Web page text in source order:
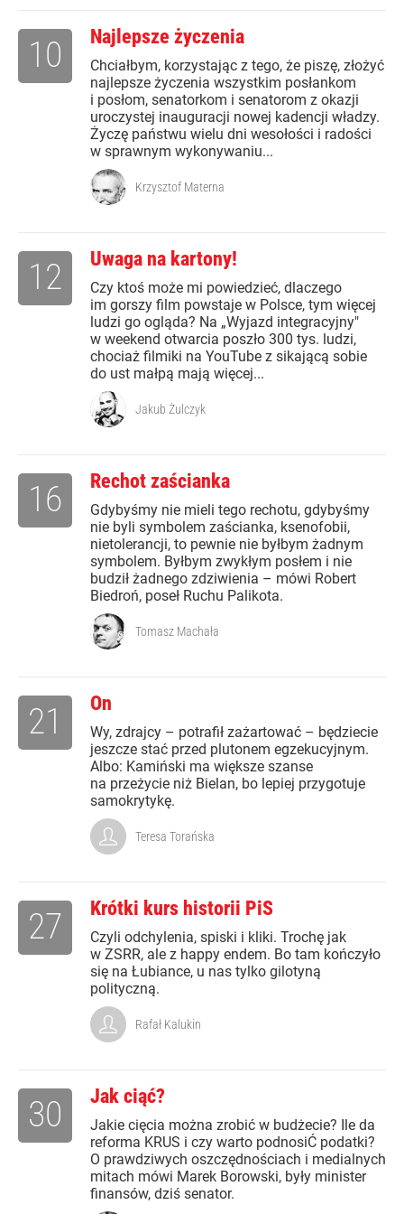
Najlepsze życzenia
Chciałbym, korzystając z tego, że piszę, złożyć
najlepsze życzenia wszystkim posłankom
i posłom, senatorkom i senatorom z okazji
uroczystej inauguracji nowej kadencji władzy.
Życzę państwu wielu dni wesołości i radości
w sprawnym wykonywaniu...
10
Krzysztof Materna
Uwaga na kartony!
Czy ktoś może mi powiedzieć, dlaczego
im gorszy film powstaje w Polsce, tym więcej
ludzi go ogląda? Na „Wyjazd integracyjny"
w weekend otwarcia poszło 300 tys. ludzi,
chociaż filmiki na YouTube z sikającą sobie
do ust małpą mają więcej...
12
Jakub Żulczyk
Rechot zaścianka
Gdybyśmy nie mieli tego rechotu, gdybyśmy
nie byli symbolem zaścianka, ksenofobii,
nietolerancji, to pewnie nie byłbym żadnym
symbolem. Byłbym zwykłym posłem i nie
budził żadnego zdziwienia – mówi Robert
Biedroń, poseł Ruchu Palikota.
16
Tomasz Machała
On
Wy, zdrajcy – potrafił zażartować – będziecie
jeszcze stać przed plutonem egzekucyjnym.
Albo: Kamiński ma większe szanse
na przeżycie niż Bielan, bo lepiej przygotuje
samokrytykę.
21
Teresa Torańska
Krótki kurs historii PiS
Czyli odchylenia, spiski i kliki. Trochę jak
w ZSRR, ale z happy endem. Bo tam kończyło
się na Łubiance, u nas tylko gilotyną
polityczną.
27
Rafał Kalukin
Jak ciąć?
Jakie cięcia można zrobić w budżecie? Ile da
reforma KRUS i czy warto podnosiĆ podatki?
O prawdziwych oszczędnościach i medialnych
mitach mówi Marek Borowski, były minister
finansów, dziś senator.
30